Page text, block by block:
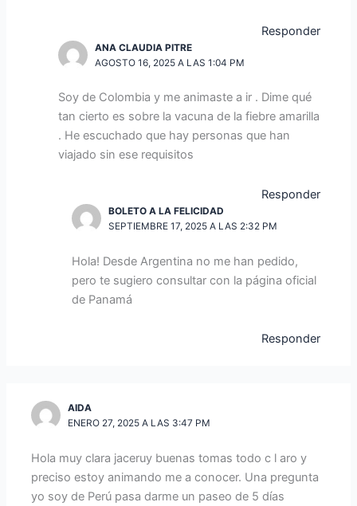
Responder
ANA CLAUDIA PITRE
AGOSTO 16, 2025 A LAS 1:04 PM
Soy de Colombia y me animaste a ir . Dime qué
tan cierto es sobre la vacuna de la fiebre amarilla
. He escuchado que hay personas que han
viajado sin ese requisitos
Responder
BOLETO A LA FELICIDAD
SEPTIEMBRE 17, 2025 A LAS 2:32 PM
Hola! Desde Argentina no me han pedido,
pero te sugiero consultar con la página oficial
de Panamá
Responder
AIDA
ENERO 27, 2025 A LAS 3:47 PM
Hola muy clara jaceruy buenas tomas todo c l aro y
preciso estoy animando me a conocer. Una pregunta
yo soy de Perú pasa darme un paseo de 5 días